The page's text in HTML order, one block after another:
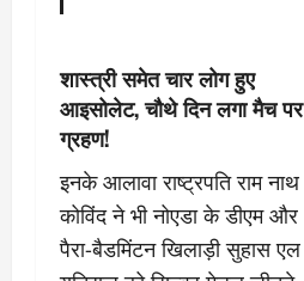
शास्त्री समेत चार लोग हुए
आइसोलेट, चौथे दिन लगा मैच पर
ग्रहण!
इनके आलावा राष्ट्रपति राम नाथ
कोविंद ने भी नोएडा के डीएम और
पैरा-बैडमिंटन खिलाड़ी सुहास एल